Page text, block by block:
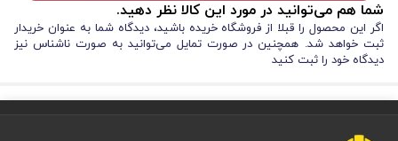
شما هم می‌توانید در مورد این کالا نظر دهید.
اگر این محصول را قبلا از فروشگاه خریده باشید، دیدگاه شما به عنوان خریدار
ثبت خواهد شد. همچنین در صورت تمایل می‌توانید به صورت ناشناس نیز
دیدگاه خود را ثبت کنید